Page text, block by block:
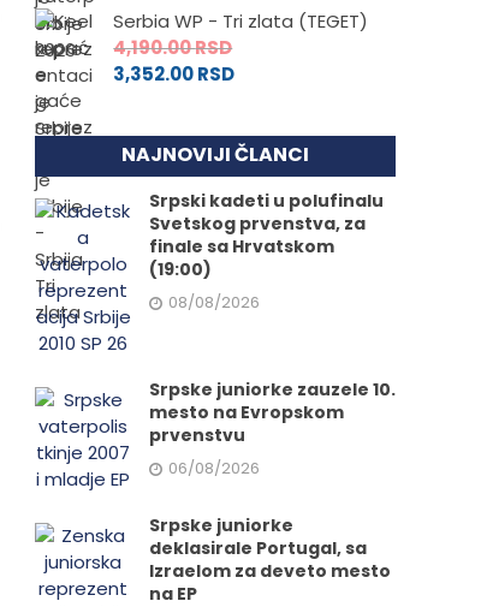
Serbia WP - Tri zlata (TEGET)
4,190.00RSD
3,352.00RSD
NAJNOVIJI ČLANCI
Srpski kadeti u polufinalu
Svetskog prvenstva, za
finale sa Hrvatskom
(19:00)
08/08/2026
Srpske juniorke zauzele 10.
mesto na Evropskom
prvenstvu
06/08/2026
Srpske juniorke
deklasirale Portugal, sa
Izraelom za deveto mesto
na EP